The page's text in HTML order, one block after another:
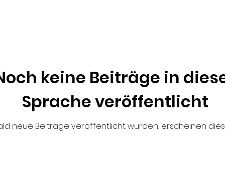
keine Beiträge in
Sprache veröffentlicht
neue Beiträge veröffentlicht wurden, erscheinen